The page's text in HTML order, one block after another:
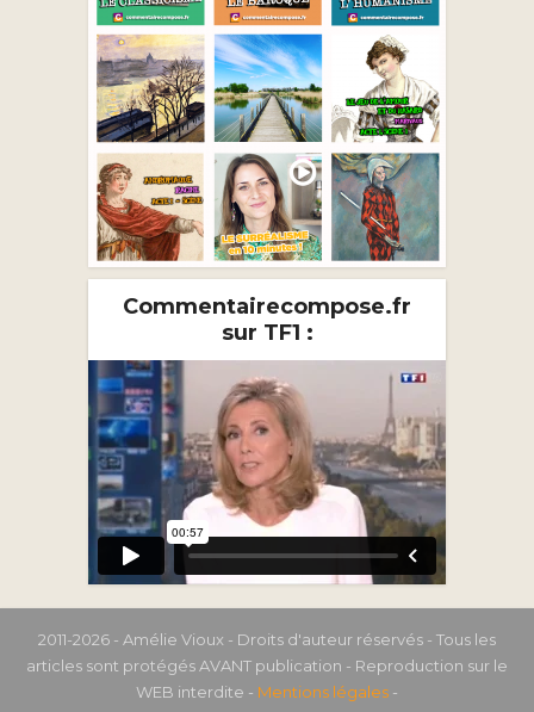
Commentairecompose.fr
sur TF1 :
2011-2026 - Amélie Vioux - Droits d'auteur réservés - Tous les
articles sont protégés AVANT publication - Reproduction sur le
WEB interdite - Mentions légales -